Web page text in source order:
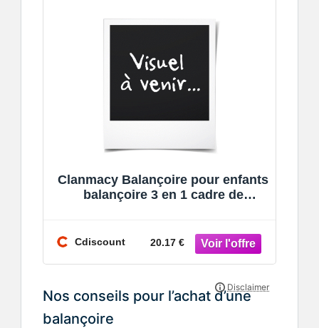
Clanmacy Balançoire pour enfants
balançoire 3 en 1 cadre de
Cdiscount 20.17 €
Nos conseils pour l’achat d’une
balançoire